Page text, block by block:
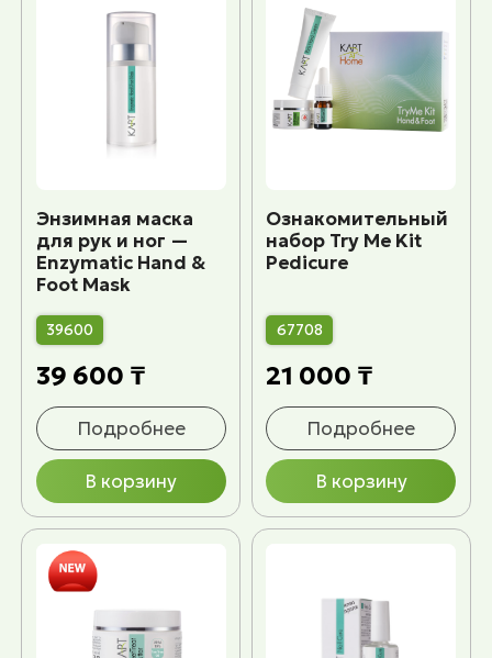
Энзимная маска
для рук и ног —
Enzymatic Hand &
Foot Mask
39600
39 600 ₸
Подробнее
В корзину
Ознакомительный
набор Try Me Kit
Pedicure
67708
21 000 ₸
Подробнее
В корзину